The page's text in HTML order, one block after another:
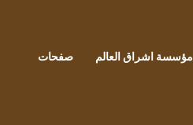
مؤسسة اشراق العالم صفحات